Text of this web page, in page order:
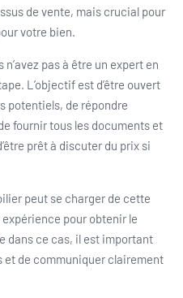
de vente, mais crucial pour
votre bien.
n’avez pas à être un expert en
L’objectif est d’être ouvert
potentiels, de répondre
fournir tous les documents et
prêt à discuter du prix si
peut se charger de cette
pour obtenir le
dans ce cas, il est important
et de communiquer clairement